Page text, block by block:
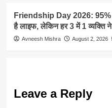
Friendship Day 2026: 95%
है लाइफ, लेकिन हर 3 में 1 व्यक्ति
Avneesh Mishra August 2, 2026
Leave a Reply